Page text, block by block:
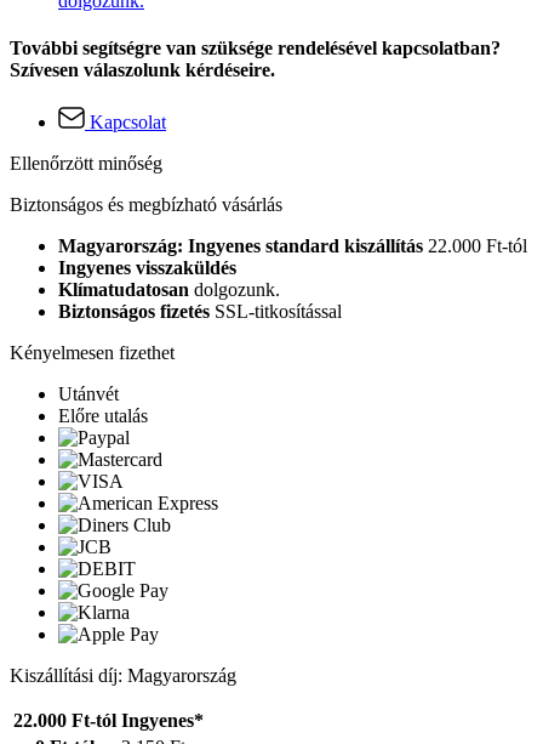
További segítségre van szüksége rendelésével kapcsolatban?
Szívesen válaszolunk kérdéseire.
Kapcsolat
Ellenőrzött minőség
Biztonságos és megbízható vásárlás
Magyarország: Ingyenes standard kiszállítás 22.000 Ft-tól
Ingyenes visszaküldés
Klímatudatosan dolgozunk.
Biztonságos fizetés SSL-titkosítással
Kényelmesen fizethet
Utánvét
Előre utalás
Kiszállítási díj: Magyarország
22.000 Ft-tól Ingyenes*